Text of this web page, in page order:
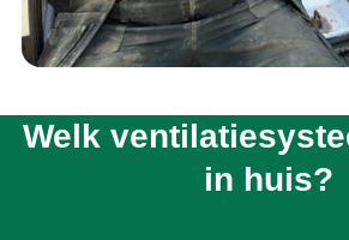
Welk
in huis?​